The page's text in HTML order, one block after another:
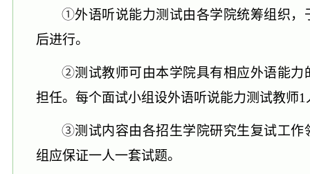
①外语听说能力测试由各学院统筹组织
后进行。
②测试教师可由本学院具有相应外语能
担任。 每个面试小组设外语听说能力测试教师1
③测试内容由各招生学院研究生复试工作
组应保证一人一套试题。